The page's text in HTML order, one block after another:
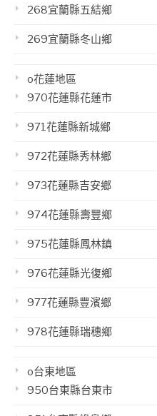
268宜蘭縣五結鄉
269宜蘭縣冬山鄉
o花蓮地區
970花蓮縣花蓮市
971花蓮縣新城鄉
972花蓮縣秀林鄉
973花蓮縣吉安鄉
974花蓮縣壽豐鄉
975花蓮縣鳳林鎮
976花蓮縣光復鄉
977花蓮縣豐濱鄉
978花蓮縣瑞穗鄉
o台東地區
950台東縣台東市